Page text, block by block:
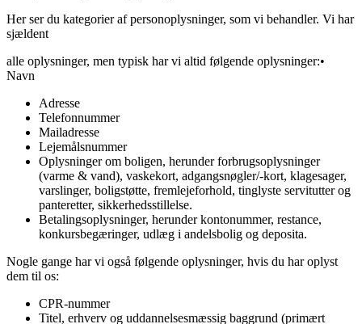
Her ser du kategorier af personoplysninger, som vi behandler. Vi har
sjældent
alle oplysninger, men typisk har vi altid følgende oplysninger:•
Navn
Adresse
Telefonnummer
Mailadresse
Lejemålsnummer
Oplysninger om boligen, herunder forbrugsoplysninger
(varme & vand), vaskekort, adgangsnøgler/-kort, klagesager,
varslinger, boligstøtte, fremlejeforhold, tinglyste servitutter og
panteretter, sikkerhedsstillelse.
Betalingsoplysninger, herunder kontonummer, restance,
konkursbegæringer, udlæg i andelsbolig og deposita.
Nogle gange har vi også følgende oplysninger, hvis du har oplyst
dem til os:
CPR-nummer
Titel, erhverv og uddannelsesmæssig baggrund (primært